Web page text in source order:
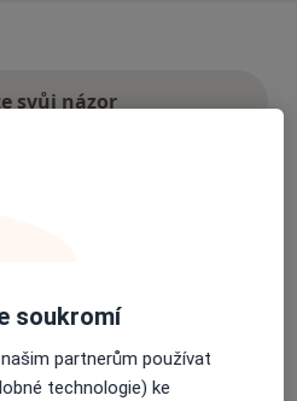
svůj názor
možnost zaplatit za
změnu recenze pacienta.
Další informace o názorech
soukromí
partnerům používat
technologie) ke